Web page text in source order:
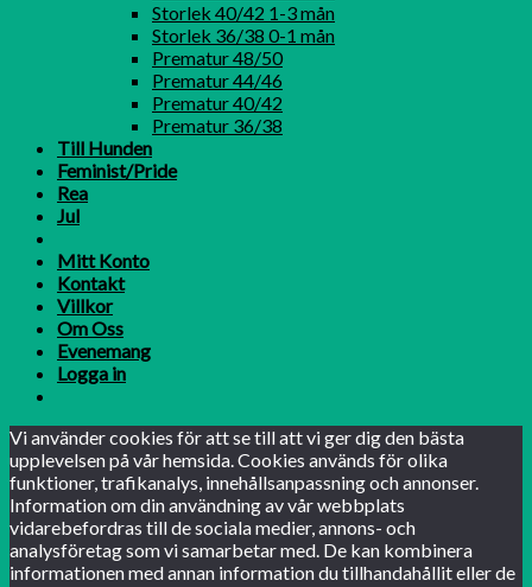
Storlek 40/42 1-3 mån
Storlek 36/38 0-1 mån
Prematur 48/50
Prematur 44/46
Prematur 40/42
Prematur 36/38
Till Hunden
Feminist/Pride
Rea
Jul
Mitt Konto
Kontakt
Villkor
Om Oss
Evenemang
Logga in
Vi använder cookies för att se till att vi ger dig den bästa
upplevelsen på vår hemsida. Cookies används för olika
funktioner, trafikanalys, innehållsanpassning och annonser.
Information om din användning av vår webbplats
vidarebefordras till de sociala medier, annons- och
analysföretag som vi samarbetar med. De kan kombinera
informationen med annan information du tillhandahållit eller de